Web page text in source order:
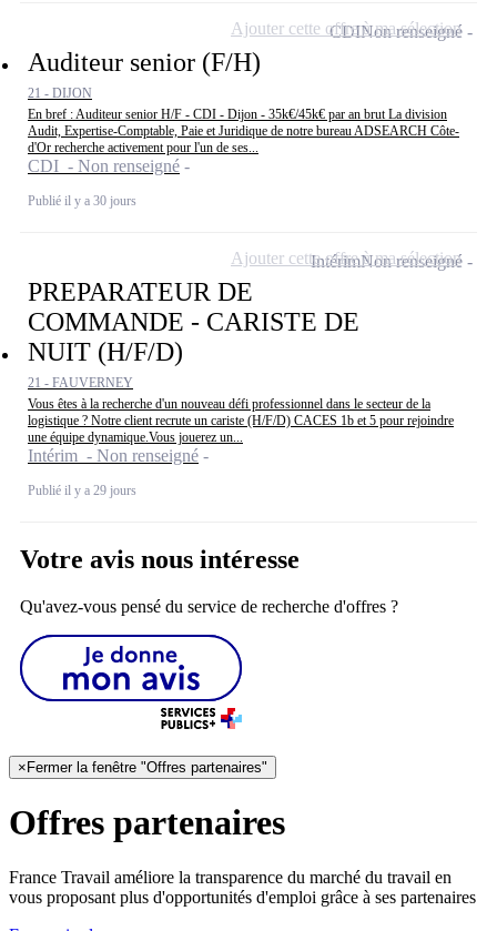
Auditeur senior (F/H)
21 - DIJON
En bref : Auditeur senior H/F - CDI - Dijon - 35k€/45k€ par an brut La division
Audit, Expertise-Comptable, Paie et Juridique de notre bureau ADSEARCH Côte-
d'Or recherche activement pour l'un de ses...
CDI - Non renseigné
Publié il y a 30 jours
CDINon renseigné
Ajouter cette offre à ma sélection
PREPARATEUR DE
COMMANDE - CARISTE DE
NUIT (H/F/D)
21 - FAUVERNEY
Vous êtes à la recherche d'un nouveau défi professionnel dans le secteur de la
logistique ? Notre client recrute un cariste (H/F/D) CACES 1b et 5 pour rejoindre
une équipe dynamique.Vous jouerez un...
Intérim - Non renseigné
Publié il y a 29 jours
IntérimNon renseigné
Ajouter cette offre à ma sélection
Votre avis nous intéresse
Qu'avez-vous pensé du service de recherche d'offres ?
× Fermer la fenêtre "Offres partenaires"
Offres partenaires
France Travail améliore la transparence du marché du travail en
vous proposant plus d'opportunités d'emploi grâce à ses partenaires